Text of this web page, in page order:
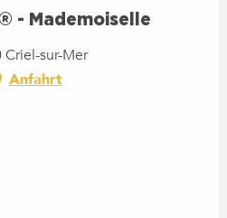
- Mademoiselle
Criel-sur-Mer
Anfahrt